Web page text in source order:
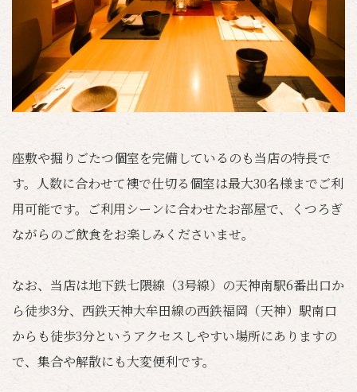
座敷や掘りごたつ個室を完備しているのも当店の特長で
す。人数に合わせて襖で仕切る個室は最大30名様までご利
用可能です。ご利用シーンに合わせたお部屋で、くつろぎ
ながらのご飲食をお楽しみくださいませ。
なお、当店は地下鉄七隈線（3号線）の天神南駅6番出口か
ら徒歩3分、西鉄天神大牟田線の西鉄福岡（天神）駅南口
からも徒歩3分というアクセスしやすい場所にありますの
で、集合や解散にも大変便利です。